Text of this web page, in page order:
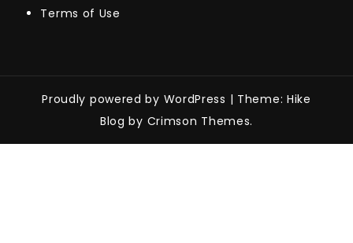
Terms of Use
Proudly powered by WordPress | Theme: Hike
Blog by Crimson Themes.